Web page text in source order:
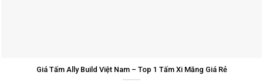
Giá Tấm Ally Build Việt Nam – Top 1 Tấm Xi Măng Giá Rẻ